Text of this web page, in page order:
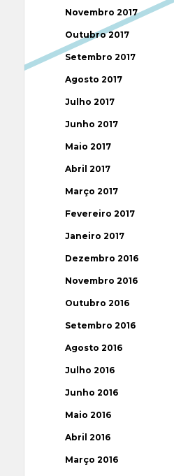
Novembro 2017
Outubro 2017
Setembro 2017
Agosto 2017
Julho 2017
Junho 2017
Maio 2017
Abril 2017
Março 2017
Fevereiro 2017
Janeiro 2017
Dezembro 2016
Novembro 2016
Outubro 2016
Setembro 2016
Agosto 2016
Julho 2016
Junho 2016
Maio 2016
Abril 2016
Março 2016